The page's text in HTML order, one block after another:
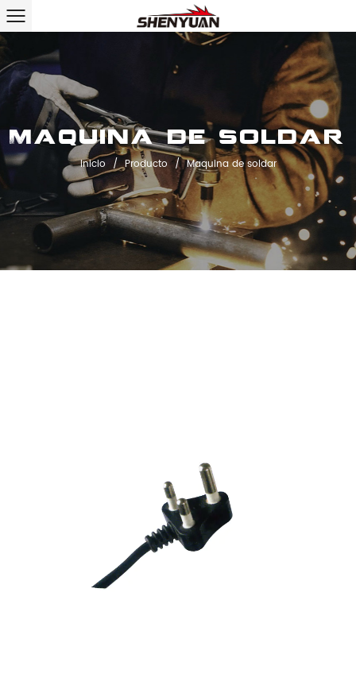
Maquina de soldar
Inicio / Producto / Maquina de soldar